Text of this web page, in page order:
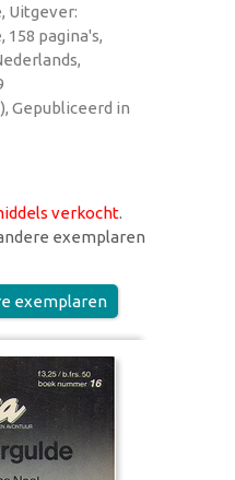
Uitgever:
158 pagina's,
Gepubliceerd in
verkocht.
exemplaren
exemplaren